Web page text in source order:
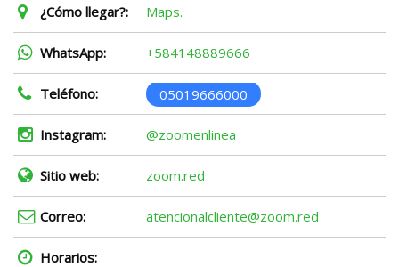
¿Cómo llegar?: Maps.
WhatsApp: +584148889666
Teléfono: 05019666000
Instagram: @zoomenlinea
Sitio web: zoom.red
Correo: atencionalcliente@zoom.red
Horarios: